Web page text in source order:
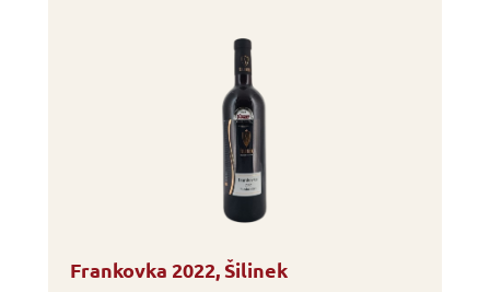
Frankovka 2022, Šilinek